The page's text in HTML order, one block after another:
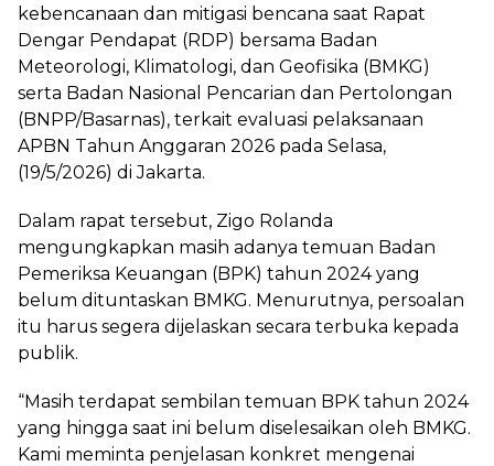
kebencanaan dan mitigasi bencana saat Rapat
Dengar Pendapat (RDP) bersama Badan
Meteorologi, Klimatologi, dan Geofisika (BMKG)
serta Badan Nasional Pencarian dan Pertolongan
(BNPP/Basarnas), terkait evaluasi pelaksanaan
APBN Tahun Anggaran 2026 pada Selasa,
(19/5/2026) di Jakarta.
Dalam rapat tersebut, Zigo Rolanda
mengungkapkan masih adanya temuan Badan
Pemeriksa Keuangan (BPK) tahun 2024 yang
belum dituntaskan BMKG. Menurutnya, persoalan
itu harus segera dijelaskan secara terbuka kepada
publik.
“Masih terdapat sembilan temuan BPK tahun 2024
yang hingga saat ini belum diselesaikan oleh BMKG.
Kami meminta penjelasan konkret mengenai